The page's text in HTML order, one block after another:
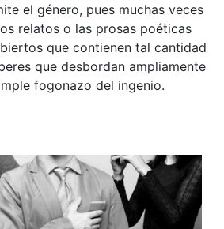
el género, pues muchas veces
relatos o las prosas poéticas
que contienen tal cantidad
que desbordan ampliamente
fogonazo del ingenio.